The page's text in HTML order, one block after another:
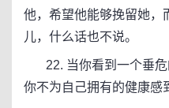
他，希望他能够挽留她，
儿，什么话也不说。
22. 当你看到一个垂危
你不为自己拥有的健康感